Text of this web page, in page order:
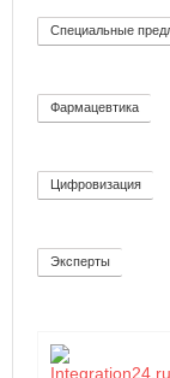
Специальные
Фармацевтика
Цифровизация
Эксперты